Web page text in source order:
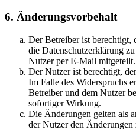
6. Änderungsvorbehalt
Der Betreiber ist berechtigt,
die Datenschutzerklärung
Nutzer per E-Mail mitgeteilt.
Der Nutzer ist berechtigt,
Im Falle des Widerspruchs
Betreiber und dem Nutzer
sofortiger Wirkung.
Die Änderungen gelten als
der Nutzer den Änderungen